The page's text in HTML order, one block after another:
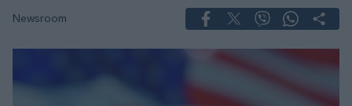
Newsroom